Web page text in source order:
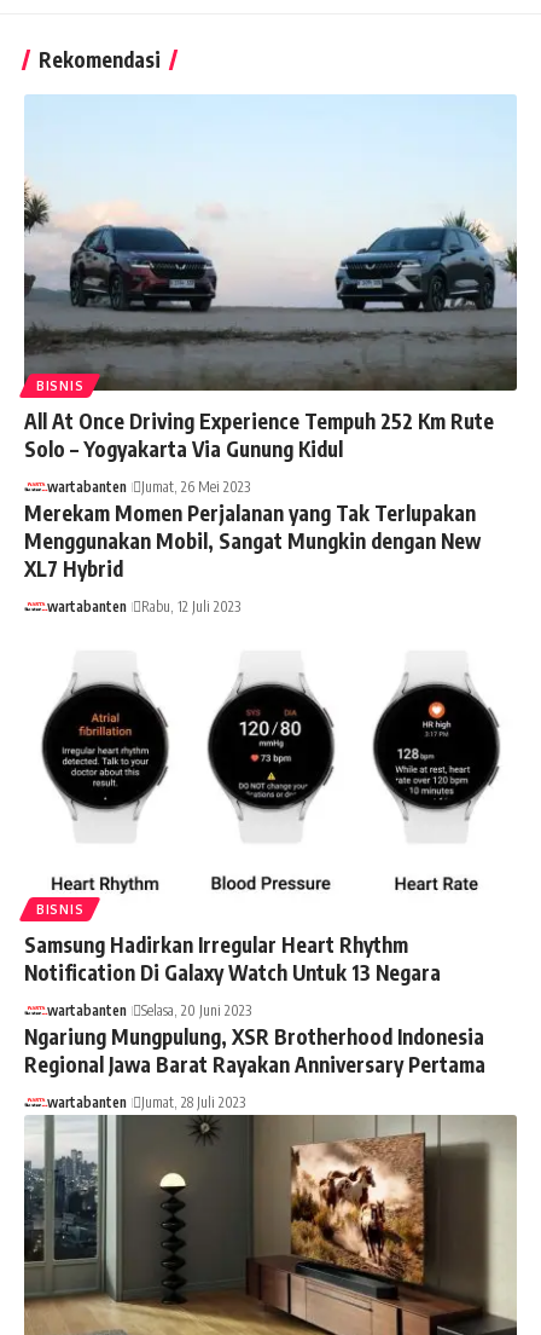
Rekomendasi
BISNIS
All At Once Driving Experience Tempuh 252 Km Rute
Solo – Yogyakarta Via Gunung Kidul
wartabanten Jumat, 26 Mei 2023
Merekam Momen Perjalanan yang Tak Terlupakan
Menggunakan Mobil, Sangat Mungkin dengan New
XL7 Hybrid
wartabanten Rabu, 12 Juli 2023
BISNIS
Samsung Hadirkan Irregular Heart Rhythm
Notification Di Galaxy Watch Untuk 13 Negara
wartabanten Selasa, 20 Juni 2023
Ngariung Mungpulung, XSR Brotherhood Indonesia
Regional Jawa Barat Rayakan Anniversary Pertama
wartabanten Jumat, 28 Juli 2023